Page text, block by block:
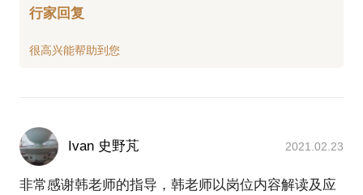
行家回复
Ivan 史野芃 2021.02.23
非常感谢韩老师的指导，韩老师以岗位内容解读及应